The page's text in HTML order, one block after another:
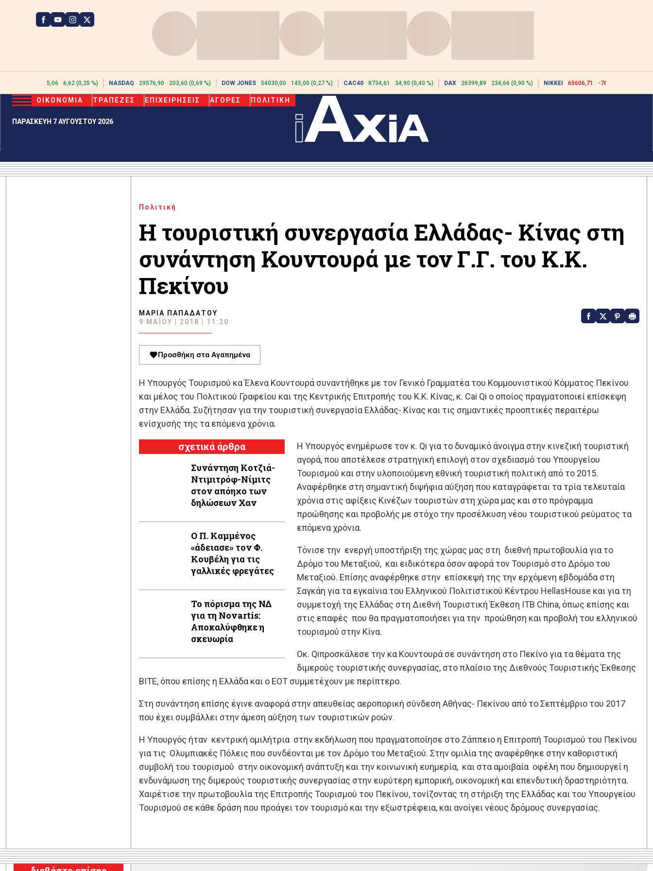
2615,06 6,62 (0,25 %) NASDAQ 29576,90 203,60 (0,69 %) DOW JONES 54030,00 145,00 (0,27 %) CAC40 8734,61 34,90 (0,40 %) DAX 26399,89 234,66 (0,90 %) NIKKEI 65606,71 -76,55 (-0,12 %)
ΠΑΡΑΣΚΕΥΗ 7 ΑΥΓΟΥΣΤΟΥ 2026
ΟΙΚΟΝΟΜΙΑ ΤΡΑΠΕΖΕΣ ΕΠΙΧΕΙΡΗΣΕΙΣ ΑΓΟΡΕΣ ΠΟΛΙΤΙΚΗ
Πολιτική
Η τουριστική συνεργασία Ελλάδας- Κίνας στη
συνάντηση Κουντουρά με τον Γ.Γ. του Κ.Κ.
Πεκίνου
ΜΑΡΊΑ ΠΑΠΑΔΆΤΟΥ
9 ΜΑΪ́ΟΥ | 2018 | 11:20
Προσθήκη στα Αγαπημένα
Η Υπουργός Τουρισμού κα Έλενα Κουντουρά συναντήθηκε με τον Γενικό Γραμματέα του Κομμουνιστικού Κόμματος Πεκίνου
και μέλος του Πολιτικού Γραφείου και της Κεντρικής Επιτροπής του Κ.Κ. Κίνας, κ. Cai Qi ο οποίος πραγματοποιεί επίσκεψη
στην Ελλάδα. Συζήτησαν για την τουριστική συνεργασία Ελλάδας- Κίνας και τις σημαντικές προοπτικές περαιτέρω
ενίσχυσής της τα επόμενα χρόνια.
σχετικά άρθρα
Συνάντηση Κοτζιά-
Ντιμιτρόφ-Νίμιτς
στον απόηχο των
δηλώσεων Χαν
Ο Π. Καμμένος
«άδειασε» τον Φ.
Κουβέλη για τις
γαλλικές φρεγάτες
Το πόρισμα της ΝΔ
για τη Novartis:
Αποκαλύφθηκε η
σκευωρία
Η Υπουργός ενημέρωσε τον κ. Qi για το δυναμικό άνοιγμα στην κινεζική τουριστική
αγορά, που αποτέλεσε στρατηγική επιλογή στον σχεδιασμό του Υπουργείου
Τουρισμού και στην υλοποιούμενη εθνική τουριστική πολιτική από το 2015.
Αναφέρθηκε στη σημαντική διψήφια αύξηση που καταγράφεται τα τρία τελευταία
χρόνια στις αφίξεις Κινέζων τουριστών στη χώρα μας και στο πρόγραμμα
προώθησης και προβολής με στόχο την προσέλκυση νέου τουριστικού ρεύματος τα
επόμενα χρόνια.
Τόνισε την ενεργή υποστήριξη της χώρας μας στη διεθνή πρωτοβουλία για το
Δρόμο του Μεταξιού, και ειδικότερα όσον αφορά τον Τουρισμό στο Δρόμο του
Μεταξιού. Επίσης αναφέρθηκε στην επίσκεψή της την ερχόμενη εβδομάδα στη
Σαγκάη για τα εγκαίνια του Ελληνικού Πολιτιστικού Κέντρου HellasHouse και για τη
συμμετοχή της Ελλάδας στη Διεθνή Τουριστική Έκθεση ΙΤΒ China, όπως επίσης και
στις επαφές που θα πραγματοποιήσει για την προώθηση και προβολή του ελληνικού
τουρισμού στην Κίνα.
Oκ. Qiπροσκάλεσε την κα Κουντουρά σε συνάντηση στο Πεκίνο για τα θέματα της
διμερούς τουριστικής συνεργασίας, στο πλαίσιο της Διεθνούς Τουριστικής Έκθεσης
ΒΙΤΕ, όπου επίσης η Ελλάδα και ο ΕΟΤ συμμετέχουν με περίπτερο.
Στη συνάντηση επίσης έγινε αναφορά στην απευθείας αεροπορική σύνδεση Αθήνας- Πεκίνου από το Σεπτέμβριο του 2017
που έχει συμβάλλει στην άμεση αύξηση των τουριστικών ροών.
Η Υπουργός ήταν κεντρική ομιλήτρια στην εκδήλωση που πραγματοποίησε στο Ζάππειο η Επιτροπή Τουρισμού του Πεκίνου
για τις Ολυμπιακές Πόλεις που συνδέονται με τον Δρόμο του Μεταξιού. Στην ομιλία της αναφέρθηκε στην καθοριστική
συμβολή του τουρισμού στην οικονομική ανάπτυξη και την κοινωνική ευημερία, και στα αμοιβαία οφέλη που δημιουργεί η
ενδυνάμωση της διμερούς τουριστικής συνεργασίας στην ευρύτερη εμπορική, οικονομική και επενδυτική δραστηριότητα.
Χαιρέτισε την πρωτοβουλία της Επιτροπής Τουρισμού του Πεκίνου, τονίζοντας τη στήριξη της Ελλάδας και του Υπουργείου
Τουρισμού σε κάθε δράση που προάγει τον τουρισμό και την εξωστρέφεια, και ανοίγει νέους δρόμους συνεργασίας.